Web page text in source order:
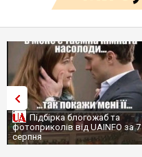
Підбірка блогожаб та
фотоприколів від UAINFO за 7
серпня